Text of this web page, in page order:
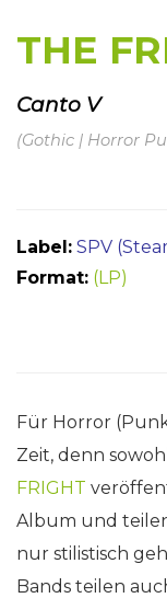
THE
Canto V
(Gothic | Horror
Label: SPV
Format: (LP)
Für Horror
Zeit, denn
FRIGHT
Album und
nur stilistisch
Bands teilen